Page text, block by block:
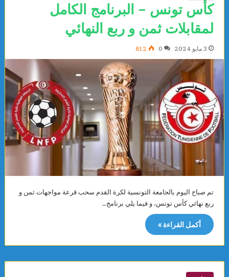
كأس تونس – البرنامج الكامل
لمقابلات ثمن و ربع النهائي
3 مايو 2024 0
812
تم صباح اليوم بالجامعة التونسية لكرة القدم سحب قرعة مواجهات ثمن و
ربع نهائي كأس تونس، و فيما يلي برنامج…
أكمل القراءة »